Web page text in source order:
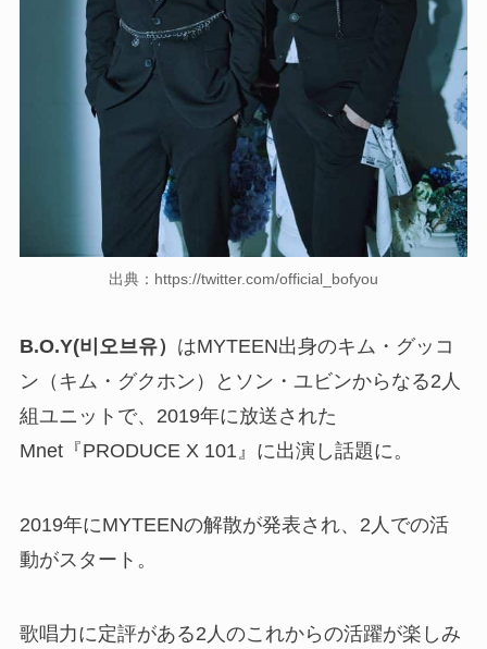
出典：https://twitter.com/official_bofyou
B.O.Y(비오브유） はMYTEEN出身のキム・グッコ
ン（キム・グクホン）とソン・ユビンからなる2人
組ユニットで、2019年に放送された
Mnet『PRODUCE X 101』に出演し話題に。
2019年にMYTEENの解散が発表され、2人での活
動がスタート。
歌唱力に定評がある2人のこれからの活躍が楽しみ